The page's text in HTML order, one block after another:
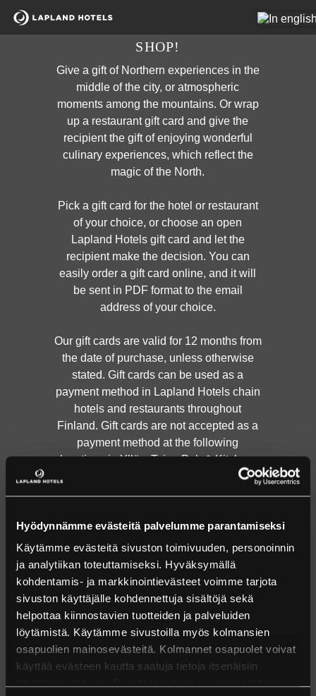
Hyödynnämme evästeitä palvelumme parantamiseksi
Käytämme evästeitä sivuston toimivuuden, personoinnin
ja analytiikan toteuttamiseksi. Hyväksymällä
kohdentamis- ja markkinointievästeet voimme tarjota
sivuston käyttäjälle kohdennettuja sisältöjä sekä
helpottaa kiinnostavien tuotteiden ja palveluiden
löytämistä. Käytämme sivustoilla myös kolmansien
osapuolien mainosevästeitä. Kolmannet osapuolet voivat
käyttää evästeen kautta saatuja tietoja itsenäisiin
Cart Item Added: {0}, Current Quantity: {1}
Shopping Cart cleared
Cart Item Increased: {0}, Current Quantity: {1}
Pop-up opened: Terms and Conditions.
Pop-up opened: Data protection policies.
Edit GiftCard Loading
Edit GiftCard Loaded
Edit GiftCard closing
Edit GiftCard closed
SHOP!
Give a gift of Northern experiences in the
middle of the city, or atmospheric
moments among the mountains. Or wrap
up a restaurant gift card and give the
recipient the gift of enjoying wonderful
culinary experiences, which reflect the
magic of the North.
Pick a gift card for the hotel or restaurant
of your choice, or choose an open
Lapland Hotels gift card and let the
recipient make the decision. You can
easily order a gift card online, and it will
be sent in PDF format to the email
address of your choice.
Our gift cards are valid for 12 months from
the date of purchase, unless otherwise
stated. Gift cards can be used as a
payment method in Lapland Hotels chain
hotels and restaurants throughout
Finland. Gift cards are not accepted as a
payment method at the following
locations in Ylläs: Taiga Pub & Kitchen,
Well Kitchen & Northern Café, Y1
Restaurants, and Lapland Hotels
ALL PRODUCTS
DO YOU HAVE A CODE?
BREAKFAST GIFT CARD KUOPIO